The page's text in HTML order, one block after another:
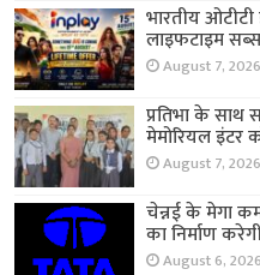
भारतीय
लाइफटाइम
August 7, 2026
प्रतिभा के साथ
मेमोरियल इंटर
August 7, 2026
चेन्नई के मेगा
का निर्माण
August 6, 2026